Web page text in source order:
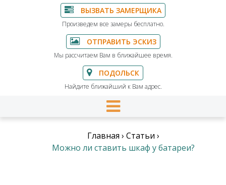
ВЫЗВАТЬ ЗАМЕРЩИКА
Произведем все замеры бесплатно.
ОТПРАВИТЬ ЭСКИЗ
Мы рассчитаем Вам в ближайшее время.
ПОДОЛЬСК
Найдите ближайший к Вам адрес.
Главная › Статьи ›
Можно ли ставить шкаф у батареи?